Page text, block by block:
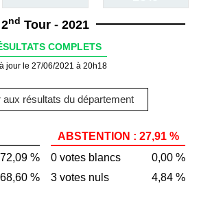
2nd Tour - 2021
COMPLETS
jour le 27/06/2021 à 20h18
résultats du département
72,09 %
68,60 %
ABSTENTION : 27,91 %
0 votes blancs
0,00 %
3 votes nuls
4,84 %